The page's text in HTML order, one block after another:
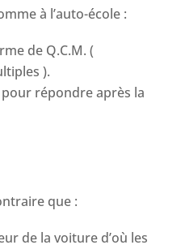
à l’auto-école :
de Q.C.M. (
).
répondre après la
que :
de la voiture d’où les